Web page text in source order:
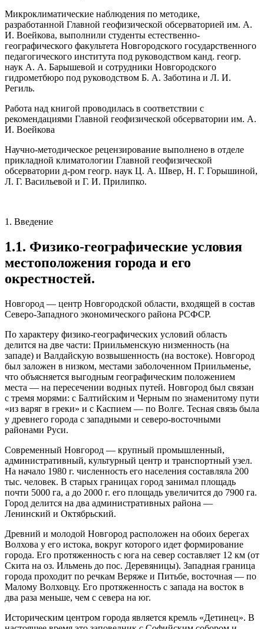
Микроклиматические наблюдения по методике,
разработанной Главной геофизической обсерваторией им. А.
И. Воейкова, выполнили студенты естественно-
географического факультета Новгородского государственного
педагогического института под руководством канд. геогр.
наук А. А. Барышевой и сотрудники Новгородского
гидрометбюро под руководством Б. А. Заботина и Л. И.
Региль.
Работа над книгой проводилась в соответствии с
рекомендациями Главной геофизической обсерватории им. А.
И. Воейкова
Научно-методическое рецензирование выполнено в отделе
прикладной климатологии Главной геофизической
обсерватории д-ром геогр. наук Ц. А. Швер, Н. Г. Горышиной,
Л. Г. Васильевой и Г. И. Прилипко.
1. Введение
1.1. Физико-географические условия
местоположения города и его
окрестностей.
Новгород — центр Новгородской области, входящей в состав
Северо-Западного экономического района РСФСР.
По характеру физико-географических условий область
делится на две части: Приильменскую низменность (на
западе) и Валдайскую возвышенность (на востоке). Новгород
был заложен в низком, местами заболоченном Приильменье,
что объясняется выгодным географическим положением
места — на пересечении водных путей. Новгород был связан
с тремя морями: с Балтийским и Черным по знаменитому пути
«из варяг в греки» и с Каспием — по Волге. Тесная связь была
у древнего города с западными и северо-восточными
районами Руси.
Современный Новгород — крупный промышленный,
административный, культурный центр и транспортный узел.
На начало 1980 г. численность его населения составляла 200
тыс. человек. В старых границах город занимал площадь
почти 5000 га, а до 2000 г. его площадь увеличится до 7900 га.
Город делится на два административных района —
Ленинский и Октябрьский.
Древний и молодой Новгород расположен на обоих берегах
Волхова у его истока, вокруг которого идет формирование
города. Его протяженность с юга на север составляет 12 км (от
Скита на оз. Ильмень до пос. Деревяницы). Западная граница
города проходит по речкам Веряже и Питьбе, восточная — по
Малому Волховцу. Его протяженность с запада на восток в
два раза меньше, чем с севера на юг.
Историческим центром города является кремль «Детинец». В